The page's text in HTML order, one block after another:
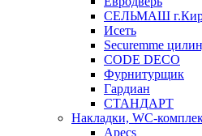
СЕЛЬМАШ
Исеть
Securemme
CODE DECO
Фурнитурщик
Гардиан
СТАНДАРТ
Накладки, WC-
Apecs